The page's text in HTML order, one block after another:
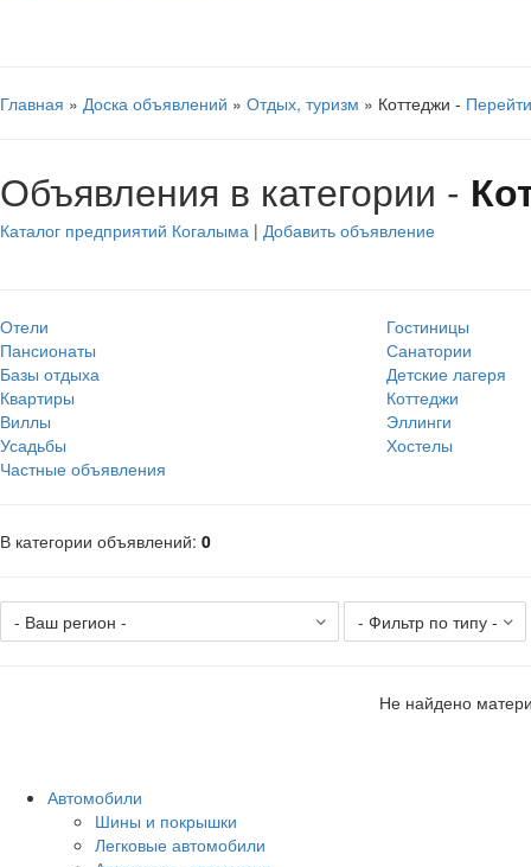
Главная » Доска объявлений » Отдых, туризм » Коттеджи -
Объявления в категории -
Каталог предприятий Когалыма | Добавить объявление
Отели
Гостиницы
Пансионаты
Санатории
Базы отдыха
Детские лагеря
Квартиры
Коттеджи
Виллы
Эллинги
Усадьбы
Хостелы
Частные объявления
В категории объявлений: 0
Не найдено
Автомобили
Шины и покрышки
Легковые автомобили